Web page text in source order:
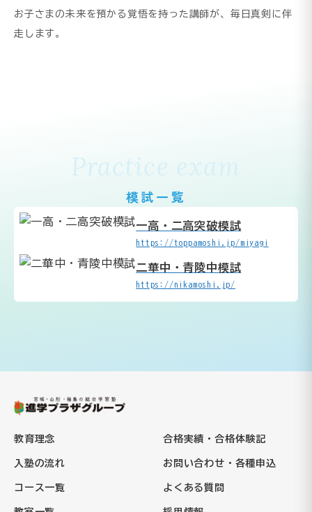
お子さまの未来を預かる覚悟を持った講師が、毎日真剣に伴
走します。
Practice exam
模試一覧
一高・二高突破模試
https://toppamoshi.jp/miyagi
二華中・青陵中模試
https://nikamoshi.jp/
教育理念
入塾の流れ
コース一覧
合格実績・合格体験記
お問い合わせ・各種申込
よくある質問